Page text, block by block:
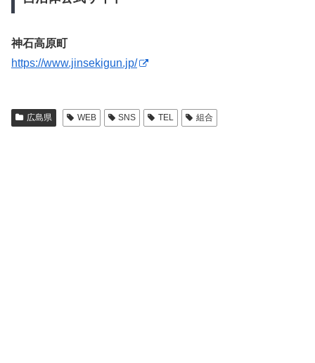
神石高原町
https://www.jinsekigun.jp/
広島県 WEB SNS TEL 組合